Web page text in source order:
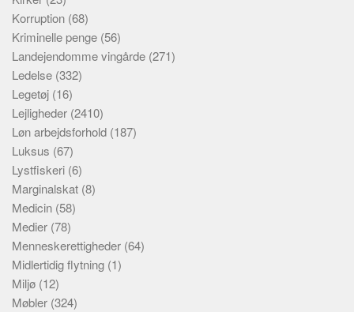
Korruption (68)
Kriminelle penge (56)
Landejendomme vingårde (271)
Ledelse (332)
Legetøj (16)
Lejligheder (2410)
Løn arbejdsforhold (187)
Luksus (67)
Lystfiskeri (6)
Marginalskat (8)
Medicin (58)
Medier (78)
Menneskerettigheder (64)
Midlertidig flytning (1)
Miljø (12)
Møbler (324)